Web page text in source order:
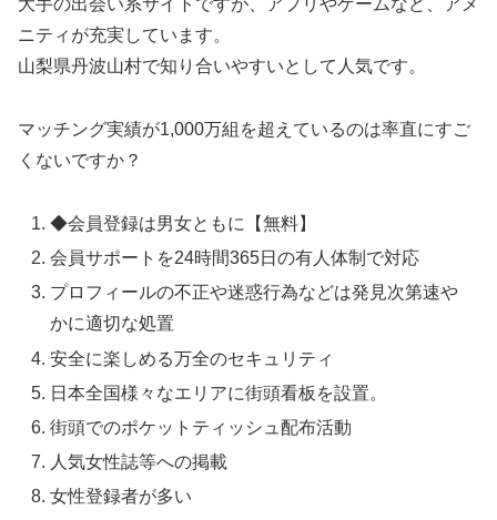
大手の出会い系サイトですが、アプリやゲームなど、アメ
ニティが充実しています。
山梨県丹波山村で知り合いやすいとして人気です。
マッチング実績が1,000万組を超えているのは率直にすご
くないですか？
◆会員登録は男女ともに【無料】
会員サポートを24時間365日の有人体制で対応
プロフィールの不正や迷惑行為などは発見次第速や
かに適切な処置
安全に楽しめる万全のセキュリティ
日本全国様々なエリアに街頭看板を設置。
街頭でのポケットティッシュ配布活動
人気女性誌等への掲載
女性登録者が多い